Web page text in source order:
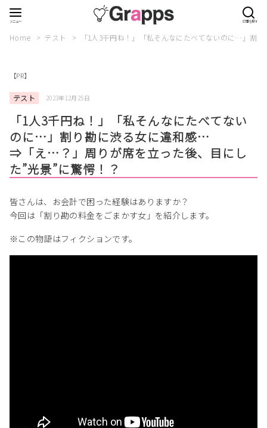
Home テスト 「1人3千円ね！」「私そんなにたべてないのに…」
【PR】
テスト 2023年12月25日
「1人3千円ね！」「私そんなにたべてない
のに…」割り勘に渋る女に違和感…
⇒「え…？」周りが席を立った後、目にし
た”光景”に驚愕！？
皆さんは、お会計で困った経験はありますか？
今回は「割り勘の料金をごまかす女」を紹介します。
※この物語はフィクションです。